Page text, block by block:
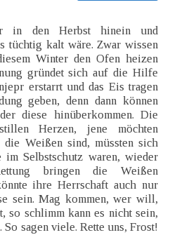
in den Herbst hinein und
tüchtig kalt wäre. Zwar wissen
Winter den Ofen heizen
gründet sich auf die Hilfe
erstarrt und das Eis tragen
geben, denn dann können
diese hinüberkommen. Die
Herzen, jene möchten
die Weißen sind, müssten sich
Selbstschutz waren, wieder
bringen die Weißen
ihre Herrschaft auch nur
sein. Mag kommen, wer will,
so schlimm kann es nicht sein,
sagen viele. Rette uns, Frost!